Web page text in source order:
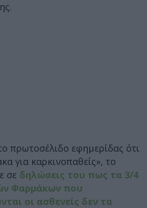
πρωτοσέλιδο εφημερίδας ότι
για καρκινοπαθείς», το
σε δηλώσεις του πως τα 3/4
Φαρμάκων που
οι ασθενείς δεν τα